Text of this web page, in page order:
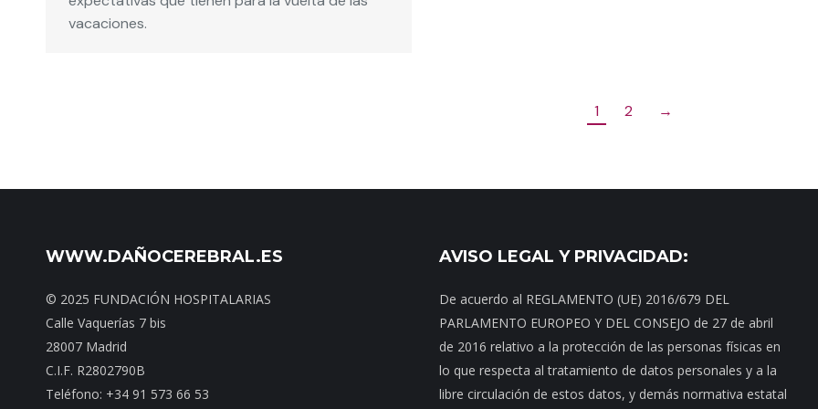
vacaciones.
1 2 →
WWW.DAÑOCEREBRAL.ES
© 2025 FUNDACIÓN HOSPITALARIAS
Calle Vaquerías 7 bis
28007 Madrid
C.I.F. R2802790B
Teléfono: +34 91 573 66 53
AVISO LEGAL Y PRIVACIDAD:
De acuerdo al REGLAMENTO (UE) 2016/679 DEL
PARLAMENTO EUROPEO Y DEL CONSEJO de 27 de abril
de 2016 relativo a la protección de las personas físicas en
lo que respecta al tratamiento de datos personales y a la
libre circulación de estos datos, y demás normativa estatal